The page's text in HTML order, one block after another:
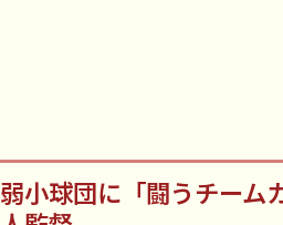
弱小球団に「闘うチーム